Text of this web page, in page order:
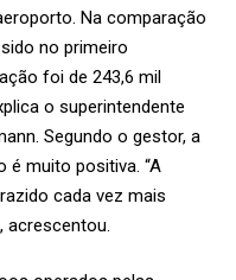
Na comparação
no primeiro
foi de 243,6 mil
o superintendente
Segundo o gestor, a
é muito positiva. “A
cada vez mais
acrescentou.